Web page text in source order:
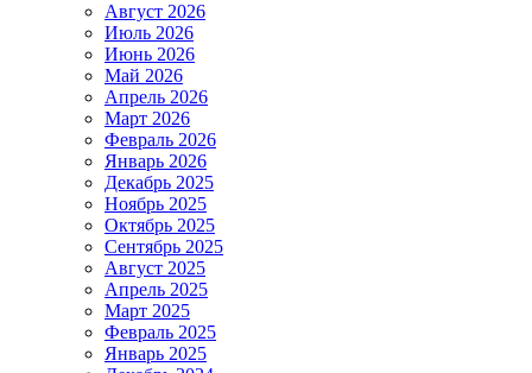
Август 2026
Июль 2026
Июнь 2026
Май 2026
Апрель 2026
Март 2026
Февраль 2026
Январь 2026
Декабрь 2025
Ноябрь 2025
Октябрь 2025
Сентябрь 2025
Август 2025
Апрель 2025
Март 2025
Февраль 2025
Январь 2025